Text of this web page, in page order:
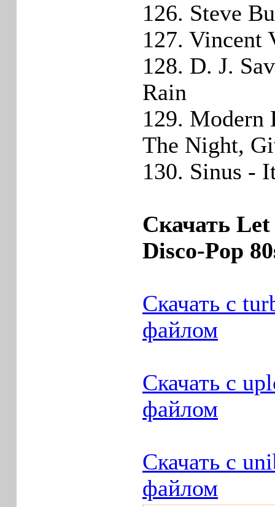
126. Steve
127. Vincent
128. D. J.
Rain
129. Modern
The Night,
130. Sinus -
Скачать
Disco-Pop
Скачать с
файлом
Скачать с
файлом
Скачать с
файлом